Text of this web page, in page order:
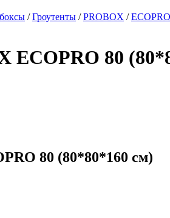
/Гроутенты /PROBOX /ECOPRO
ECOPRO 80
80 (80*80*160 см)